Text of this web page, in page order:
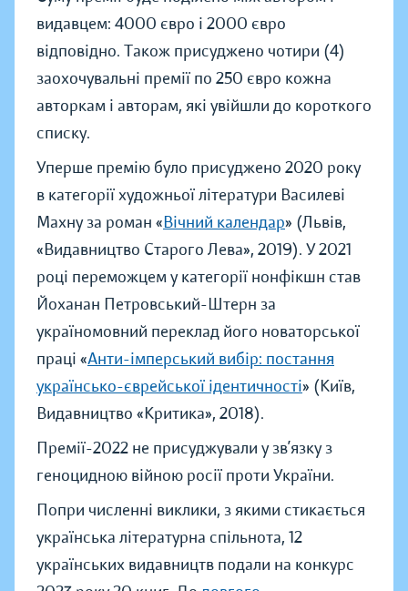
видавцем: 4000 євро і 2000 євро
відповідно. Також присуджено чотири (4)
заохочувальні премії по 250 євро кожна
авторкам і авторам, які увійшли до короткого
списку.
Уперше премію було присуджено 2020 року
в категорії художньої літератури Василеві
Махну за роман «Вічний календар» (Львів,
«Видавництво Старого Лева», 2019). У 2021
році переможцем у категорії нонфікшн став
Йоханан Петровський-Штерн за
україномовний переклад його новаторської
праці «Анти-імперський вибір: постання
українсько-єврейської ідентичності» (Київ,
Видавництво «Критика», 2018).
Премії-2022 не присуджували у зв’язку з
геноцидною війною росії проти України.
Попри численні виклики, з якими стикається
українська літературна спільнота, 12
українських видавництв подали на конкурс